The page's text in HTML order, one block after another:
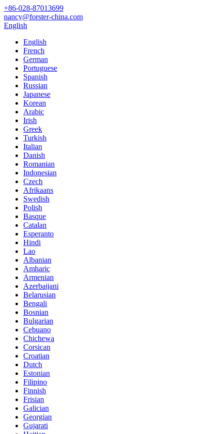
+86-028-87013699
nancy@forster-china.com
English
English
French
German
Portuguese
Spanish
Russian
Japanese
Korean
Arabic
Irish
Greek
Turkish
Italian
Danish
Romanian
Indonesian
Czech
Afrikaans
Swedish
Polish
Basque
Catalan
Esperanto
Hindi
Lao
Albanian
Amharic
Armenian
Azerbaijani
Belarusian
Bengali
Bosnian
Bulgarian
Cebuano
Chichewa
Corsican
Croatian
Dutch
Estonian
Filipino
Finnish
Frisian
Galician
Georgian
Gujarati